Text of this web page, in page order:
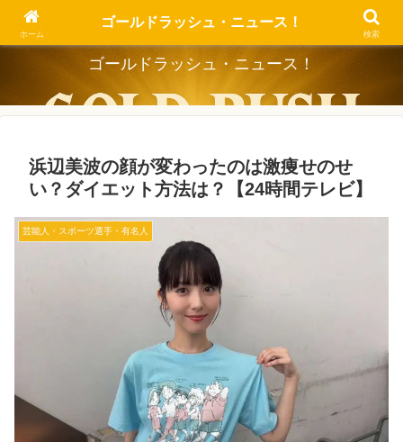
Dig the Trend, Strike the Gold.
ゴールドラッシュ・ニュース！
浜辺美波の顔が変わったのは激痩せのせ
い？ダイエット方法は？【24時間テレビ】
芸能人・スポーツ選手・有名人
ホーム
ゴールドラッシュ・ニュース！
検索